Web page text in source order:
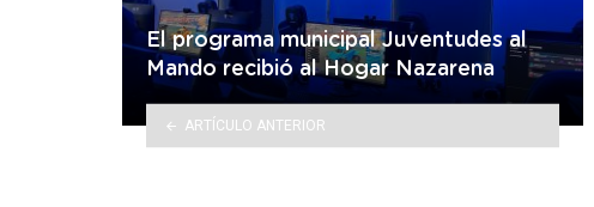
El programa municipal Juventudes al
Mando recibió al Hogar Nazarena
ARTÍCULO ANTERIOR